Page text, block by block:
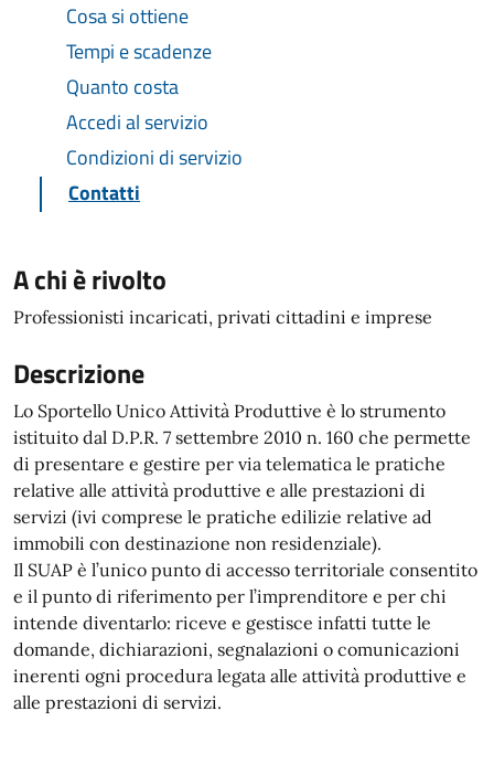
Cosa si ottiene
Tempi e scadenze
Quanto costa
Accedi al servizio
Condizioni di servizio
Contatti
A chi è rivolto
Professionisti incaricati, privati cittadini e imprese
Descrizione
Lo Sportello Unico Attività Produttive è lo strumento
istituito dal D.P.R. 7 settembre 2010 n. 160 che permette
di presentare e gestire per via telematica le pratiche
relative alle attività produttive e alle prestazioni di
servizi (ivi comprese le pratiche edilizie relative ad
immobili con destinazione non residenziale).
Il SUAP è l’unico punto di accesso territoriale consentito
e il punto di riferimento per l’imprenditore e per chi
intende diventarlo: riceve e gestisce infatti tutte le
domande, dichiarazioni, segnalazioni o comunicazioni
inerenti ogni procedura legata alle attività produttive e
alle prestazioni di servizi.